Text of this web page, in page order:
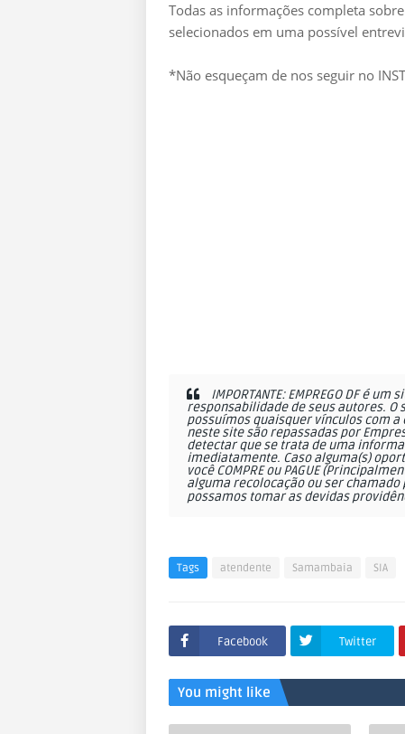
Todas as informações completa
selecionados em uma possível
*Não esqueçam de nos seguir no
IMPORTANTE: EMPREGO DF é
responsabilidade de seus autores.
possuímos quaisquer vínculos com
neste site são repassadas por
detectar que se trata de uma
imediatamente. Caso alguma(s)
você COMPRE ou PAGUE
alguma recolocação ou ser
possamos tomar as devidas
Tags atendente Samambaia SIA
Facebook Twitter
You might like